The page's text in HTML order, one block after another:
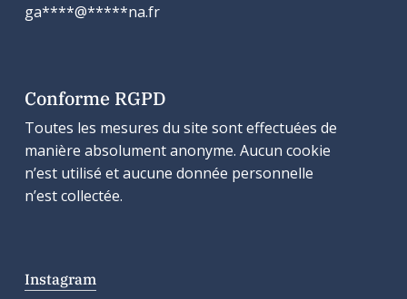
ga****@*****na.fr
Conforme RGPD
Toutes les mesures du site sont effectuées de
manière absolument anonyme. Aucun cookie
n’est utilisé et aucune donnée personnelle
n’est collectée.
Instagram